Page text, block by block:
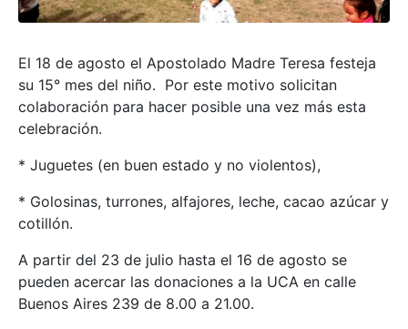
El 18 de agosto el Apostolado Madre Teresa festeja
su 15° mes del niño. Por este motivo solicitan
colaboración para hacer posible una vez más esta
celebración.
* Juguetes (en buen estado y no violentos),
* Golosinas, turrones, alfajores, leche, cacao azúcar y
cotillón.
A partir del 23 de julio hasta el 16 de agosto se
pueden acercar las donaciones a la UCA en calle
Buenos Aires 239 de 8.00 a 21.00.